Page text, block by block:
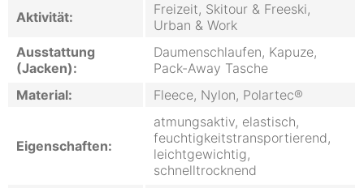
Aktivität:
Freizeit, Skitour & Freeski,
Urban & Work
Ausstattung
(Jacken):
Daumenschlaufen, Kapuze,
Pack-Away Tasche
Material:
Fleece, Nylon, Polartec®
Eigenschaften:
atmungsaktiv, elastisch,
feuchtigkeitstransportierend,
leichtgewichtig,
schnelltrocknend